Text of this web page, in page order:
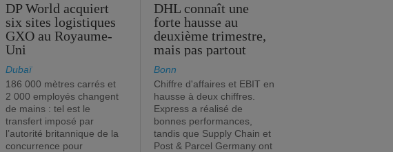
DP World acquiert
six sites logistiques
GXO au Royaume-
Uni
Dubaï
186 000 mètres carrés et
2 000 employés changent
de mains : tel est le
transfert imposé par
l’autorité britannique de la
concurrence pour
DHL connaît une
forte hausse au
deuxième trimestre,
mais pas partout
Bonn
Chiffre d'affaires et EBIT en
hausse à deux chiffres.
Express a réalisé de
bonnes performances,
tandis que Supply Chain et
Post & Parcel Germany ont